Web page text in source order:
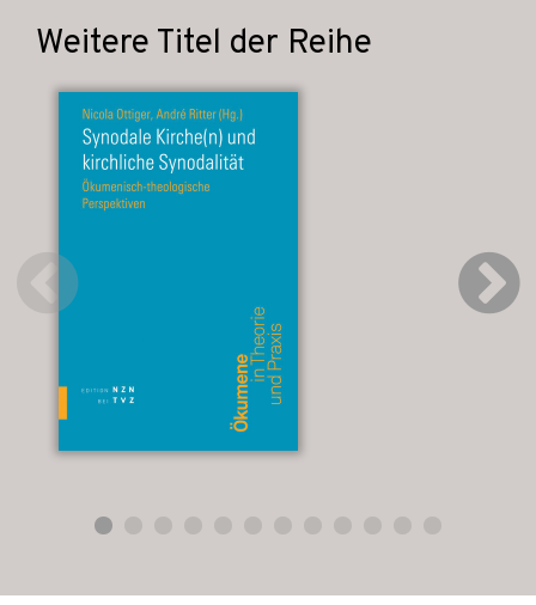
Weitere Titel der Reihe